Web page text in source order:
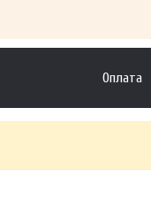
Оплата